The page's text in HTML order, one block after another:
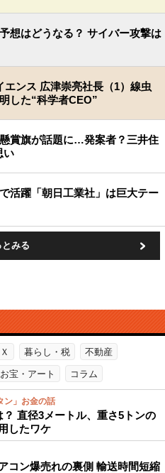
想はどうなる？ サイバー攻撃は
エンス 広津崇亮社長（1）線虫
した“科学者CEO”
賞旗が話題に…発案者？三井住
い
活躍「朝日工業社」は巨大テー
とみる
暮らし・税 不動産
お宝・アート コラム
ン」お金の話
？ 直径3メートル、重さ5トンの
したワケ
コン爆売れの裏側 輸送時間短縮